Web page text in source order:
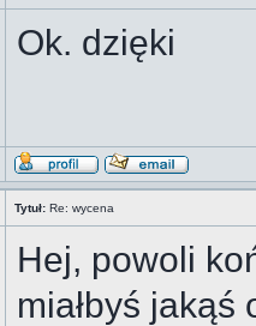
Ok. dzięki
Tytuł: Re: wycena
Hej, powoli
miałbyś